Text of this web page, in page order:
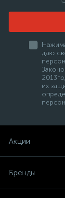
даю
их
Акции
Бренды